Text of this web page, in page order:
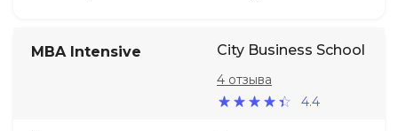
MBA Intensive City Business School
4.4
4 отзыва